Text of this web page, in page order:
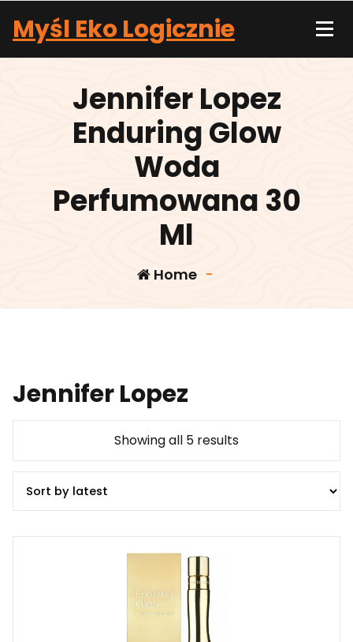
content
Myśl Eko Logicznie
Jennifer Lopez
Enduring Glow
Woda
Perfumowana 30
Ml
Home -
Jennifer Lopez
Showing all 5 results